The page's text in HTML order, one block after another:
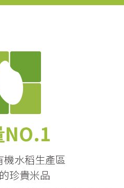
NO.1
機水稻生產區
珍貴米品